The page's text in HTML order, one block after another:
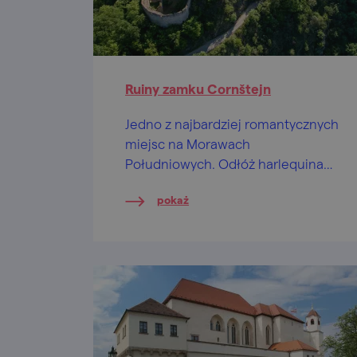
Ruiny zamku Cornštejn
Jedno z najbardziej romantycznych
miejsc na Morawach
Południowych. Odłóż harlequina
przygodę na zamku Cornštejn.
pokaż